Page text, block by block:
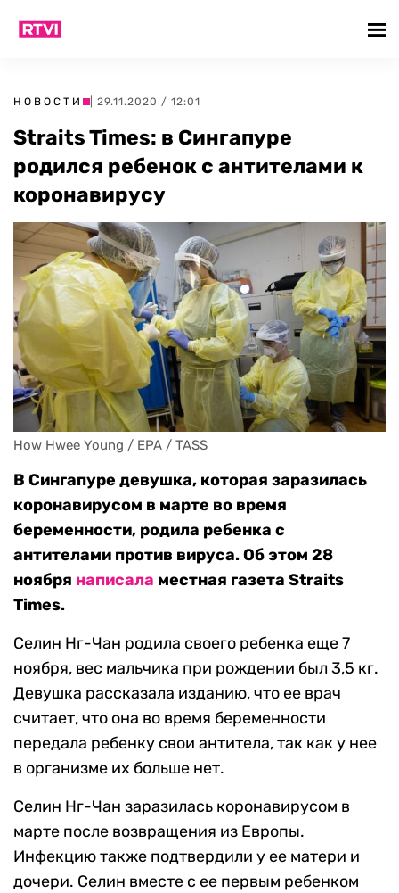
НОВОСТИ | 29.11.2020 / 12:01
Straits Times: в Сингапуре
родился ребенок с антителами к
коронавирусу
How Hwee Young / EPA / TASS
В Сингапуре девушка, которая заразилась
коронавирусом в марте во время
беременности, родила ребенка с
антителами против вируса. Об этом 28
ноября написала местная газета Straits
Times.
Селин Нг-Чан родила своего ребенка еще 7
ноября, вес мальчика при рождении был 3,5 кг.
Девушка рассказала изданию, что ее врач
считает, что она во время беременности
передала ребенку свои антитела, так как у нее
в организме их больше нет.
Селин Нг-Чан заразилась коронавирусом в
марте после возвращения из Европы.
Инфекцию также подтвердили у ее матери и
дочери. Селин вместе с ее первым ребенком